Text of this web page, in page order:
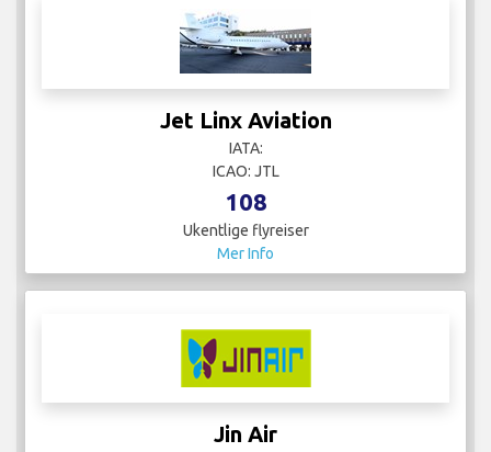
Jet Linx Aviation
IATA:
ICAO: JTL
108
Ukentlige flyreiser
Mer Info
Jin Air